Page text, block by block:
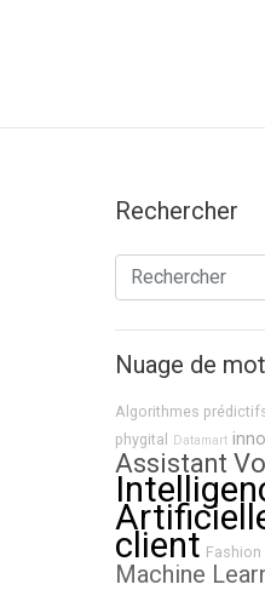
Rechercher
Nuage de
Algorithmes
phygital
Datamart
Assistant
client Fashion
Machine